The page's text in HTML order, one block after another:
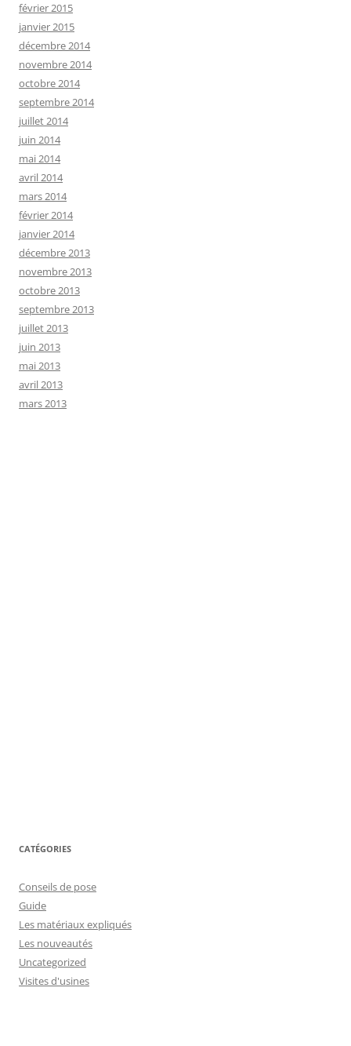
février 2015
janvier 2015
décembre 2014
novembre 2014
octobre 2014
septembre 2014
juillet 2014
juin 2014
mai 2014
avril 2014
mars 2014
février 2014
janvier 2014
décembre 2013
novembre 2013
octobre 2013
septembre 2013
juillet 2013
juin 2013
mai 2013
avril 2013
mars 2013
CATÉGORIES
Conseils de pose
Guide
Les matériaux expliqués
Les nouveautés
Uncategorized
Visites d'usines